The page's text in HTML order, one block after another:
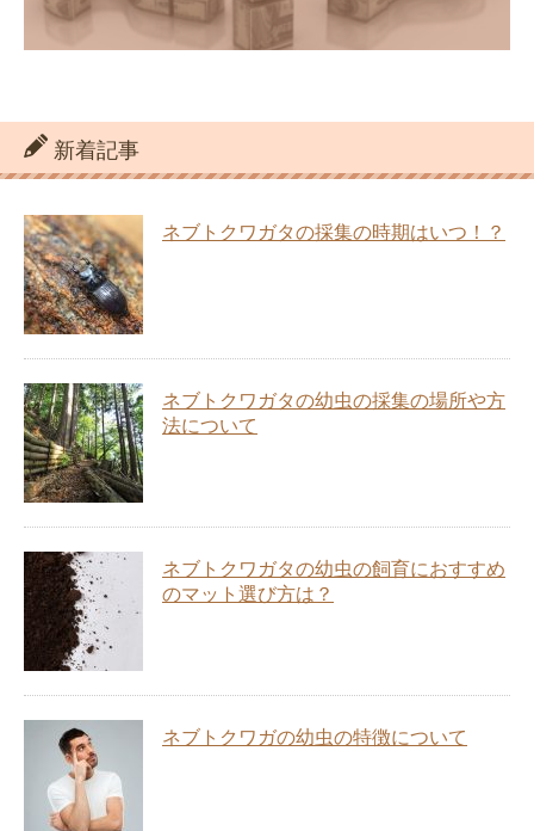
新着記事
ネブトクワガタの採集の時期はいつ！？
ネブトクワガタの幼虫の採集の場所や方
法について
ネブトクワガタの幼虫の飼育におすすめ
のマット選び方は？
ネブトクワガの幼虫の特徴について